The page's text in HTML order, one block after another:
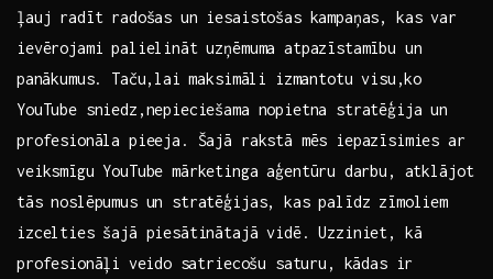
ļauj radīt ​radošas un iesaistošas kampaņas, kas ‌var
ievērojami‍ palielināt uzņēmuma atpazīstamību un
⁣panākumus. Taču,lai ⁢maksimāli izmantotu visu,ko
YouTube ‌sniedz,nepieciešama ‌nopietna stratēģija ​un
profesionāla ‍pieeja. ​Šajā rakstā mēs iepazīsimies ⁣ar
veiksmīgu YouTube ‍mārketinga aģentūru⁢ darbu,‍ atklājot​
tās noslēpumus un stratēģijas, kas ‍palīdz zīmoliem ​
izcelties šajā piesātinātajā vidē. ‍Uzziniet, kā
‍profesionāļi ⁢veido ⁤satriecošu‍ saturu, kādas ir